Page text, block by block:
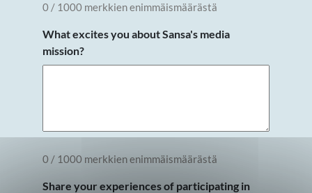
0 / 1000 merkkien enimmäismäärästä
What excites you about Sansa's media
mission?
0 / 1000 merkkien enimmäismäärästä
Share your experiences of participating in